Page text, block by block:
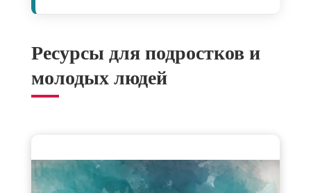
Ресурсы для подростков и
молодых людей